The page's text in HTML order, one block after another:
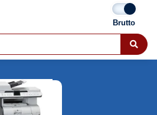
CM 2320 NF Toner